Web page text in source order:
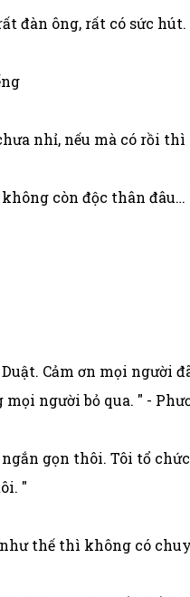
đàn ông, rất có sức hút.
nhỉ, nếu mà có rồi thì
còn độc thân đâu…
Cảm ơn mọi
người bỏ qua. " -
gọn thôi. Tôi tổ
"
thế thì không có